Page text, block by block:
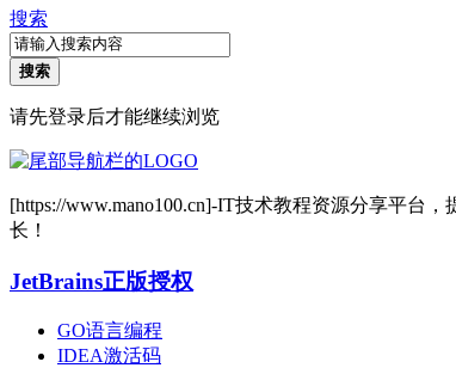
搜索
搜索
请先登录后才能继续浏览
[https://www.mano100.cn]-IT技术教程资源分享平台
长！
JetBrains正版授权
GO语言编程
IDEA激活码